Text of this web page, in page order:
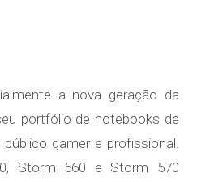
a nova geração da
portfólio de notebooks de
gamer e profissional.
Storm 560 e Storm 570